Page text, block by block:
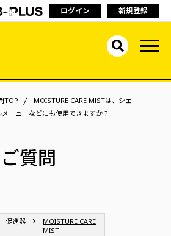
ログイン 新規登録
TOP
MOISTURE CARE MISTは、シェ
ニューなどにも使用できますか？
質問
促進器
MOISTURE CARE
MIST